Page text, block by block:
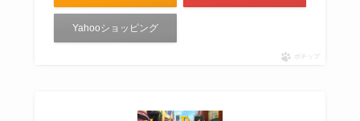
Yahooショッピング
ポチップ